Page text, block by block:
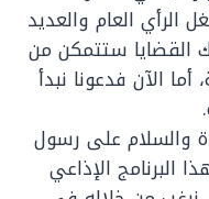
الرأي العام والعديد
القضايا ستتمكن من
الآن فدعونا نبدأ
والسلام على رسول
البرنامج الإذاعي